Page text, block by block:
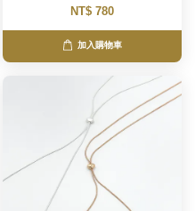
NT$ 780
加入購物車